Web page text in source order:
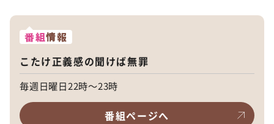
番組情報
こたけ正義感の聞けば無罪
毎週日曜日22時～23時
番組ページへ